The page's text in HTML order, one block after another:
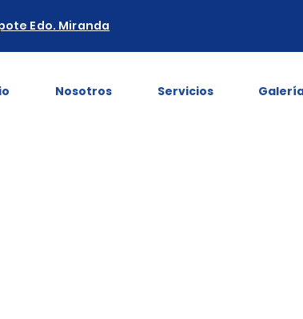
Edo. Miranda
Nosotros Servicios